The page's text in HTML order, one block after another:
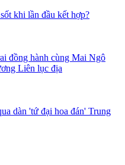
khi lần đầu kết hợp?
đồng hành cùng Mai Ngô
Liên lục địa
dàn 'tứ đại hoa đán' Trung